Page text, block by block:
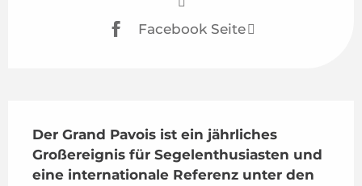
Facebook Seite
Der Grand Pavois ist ein jährliches
Großereignis für Segelenthusiasten und
eine internationale Referenz unter den